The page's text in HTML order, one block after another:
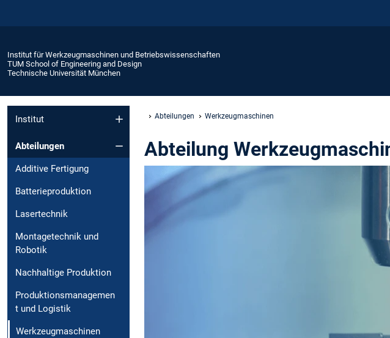
Institut für Werkzeugmaschinen und Betriebswissenschaften
TUM School of Engineering and Design
Technische Universität München
Institut
Abteilungen
Additive Fertigung
Batterieproduktion
Lasertechnik
Montagetechnik und
Robotik
Nachhaltige Produktion
Produktionsmanagemen
t und Logistik
Werkzeugmaschinen
Abteilungen Werkzeugmaschinen
Abteilung